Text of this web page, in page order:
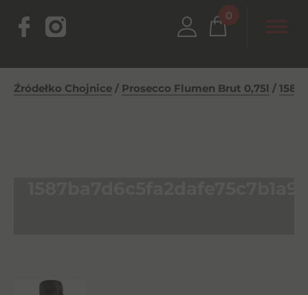
0
Źródełko Chojnice / Prosecco Flumen Brut 0,75l /